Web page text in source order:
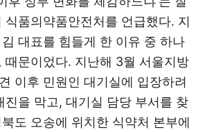
식품의약품안전처를 언급했다. 지
대표를 힘들게 한 이유 중 하나
때문이었다. 지난해 3월 서울지방
이후 민원인 대기실에 입장하려
진을 막고, 대기실 담당 부서를 찾
도 오송에 위치한 식약처 본부에